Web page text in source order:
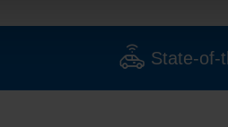
State-of-